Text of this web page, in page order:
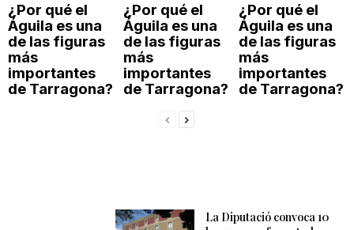
¿Por qué el
Águila es una
de las figuras
más
importantes
de Tarragona?
¿Por qué el
Águila es una
de las figuras
más
importantes
de Tarragona?
¿Por qué el
Águila es una
de las figuras
más
importantes
de Tarragona?